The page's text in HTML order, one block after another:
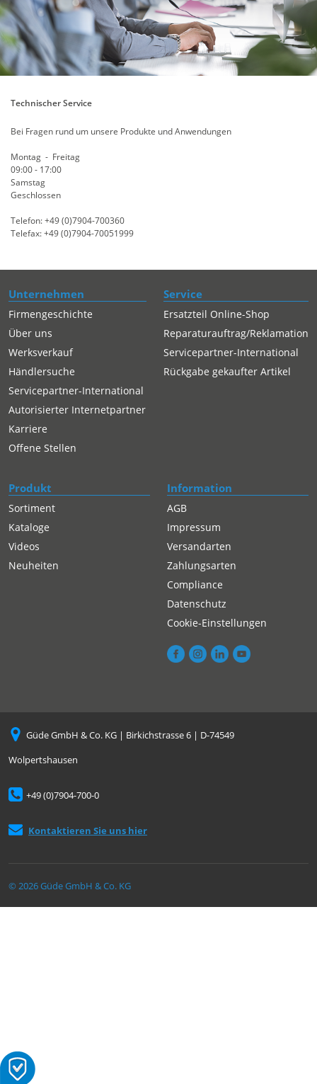
Technischer Service
Bei Fragen rund um unsere Produkte und Anwendungen
Montag - Freitag
09:00 - 17:00
Samstag
Geschlossen
Telefon: +49 (0)7904-700360
Telefax: +49 (0)7904-70051999
Unternehmen
Firmengeschichte
Über uns
Werksverkauf
Händlersuche
Servicepartner-International
Autorisierter Internetpartner
Karriere
Offene Stellen
Service
Ersatzteil Online-Shop
Reparaturauftrag/Reklamation
Servicepartner-International
Rückgabe gekaufter Artikel
Produkt
Sortiment
Kataloge
Videos
Neuheiten
Information
AGB
Impressum
Versandarten
Zahlungsarten
Compliance
Datenschutz
Cookie-Einstellungen
Güde GmbH & Co. KG | Birkichstrasse 6 | D-74549
Wolpertshausen
+49 (0)7904-700-0
Kontaktieren Sie uns hier
© 2026 Güde GmbH & Co. KG